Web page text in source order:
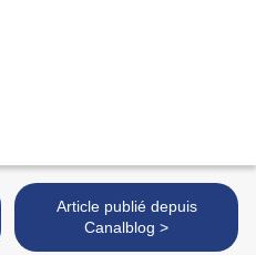
Article publié depuis
Canalblog >